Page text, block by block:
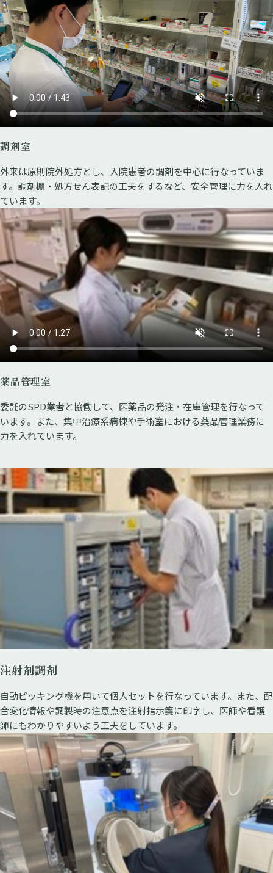
調剤室
外来は原則院外処方とし、入院患者の調剤を中心に行なっていま
す。調剤棚・処方せん表記の工夫をするなど、安全管理に力を入れ
ています。
薬品管理室
委託のSPD業者と協働して、医薬品の発注・在庫管理を行なって
います。また、集中治療系病棟や手術室における薬品管理業務に
力を入れています。
注射剤調剤
自動ピッキング機を用いて個人セットを行なっています。また、配
合変化情報や調製時の注意点を注射指示箋に印字し、医師や看護
師にもわかりやすいよう工夫をしています。